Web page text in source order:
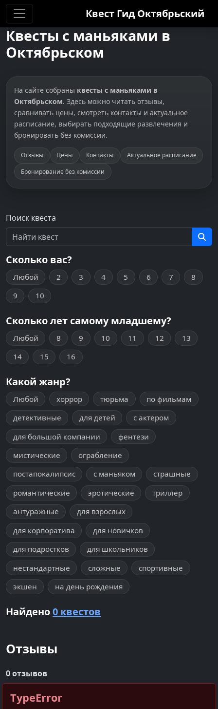
Квест Гид Октябрьский
Квесты с маньяками в
Октябрьском
На сайте собраны квесты с маньяками в
Октябрьском. Здесь можно читать отзывы,
сравнивать цены, смотреть контакты и актуальное
расписание, выбирать подходящие развлечения и
бронировать без комиссии.
Отзывы Цены Контакты
Актуальное расписание
Бронирование без комиссии
Поиск квеста
Сколько вас?
Любой 2 3 4 5 6 7
8
9
10
Сколько лет самому младшему?
Любой 8 9 10 11 12
13
14
15 16
Какой жанр?
Любой хоррор тюрьма
по фильмам
детективные
для детей
с актером
для большой компании
фентези
мистические
ограбление
постапокалипсис
с маньяком
страшные
романтические
эротические
триллер
антуражные
для взрослых
для корпоратива
для новичков
для подростков
для школьников
нестандартные
сложные
спортивные
экшен
на день рождения
Найдено0 квестов
Отзывы
0 отзывов
TypeError